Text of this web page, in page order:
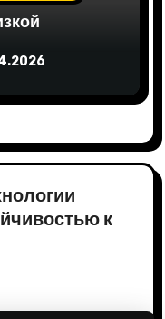
к